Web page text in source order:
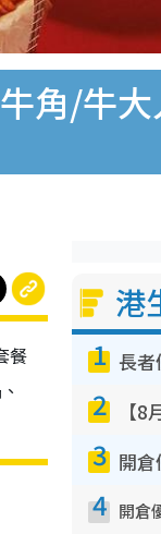
角/牛
餐
港
1
2
3
4